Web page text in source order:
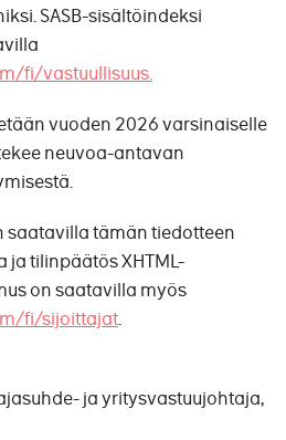
SASB-sisältöindeksi
fi/vastuullisuus.
vuoden 2026 varsinaiselle
neuvoa-antavan
saatavilla tämän tiedotteen
ja tilinpäätös XHTML-
on saatavilla myös
fi/sijoittajat.
ja yritysvastuujohtaja,